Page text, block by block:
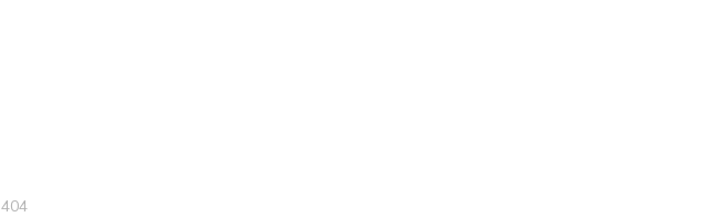
404